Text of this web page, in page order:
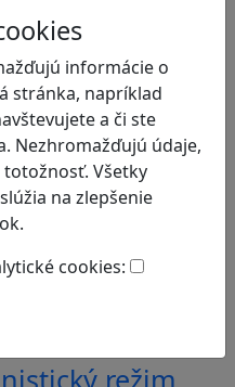
informácie o
stránka, napríklad
a či ste
Nezhromažďujú údaje,
Všetky
na zlepšenie
cookies:
sa do
siahala až po
ktorá ponúka…
režim